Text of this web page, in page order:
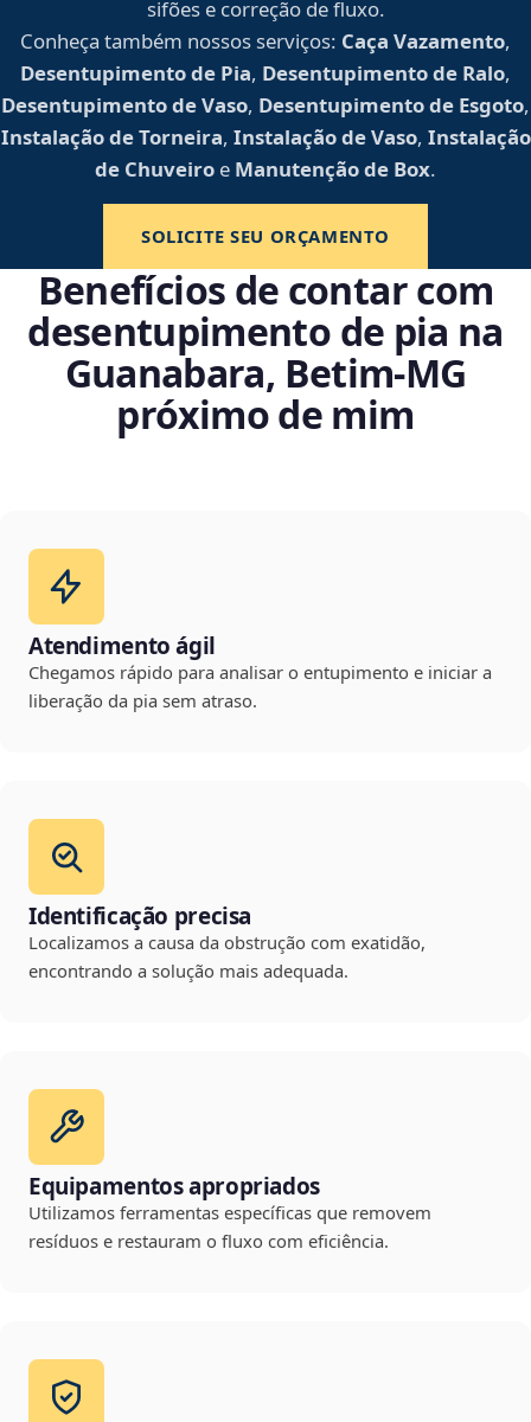
sifões e correção de fluxo.
Conheça também nossos serviços: Caça Vazamento,
Desentupimento de Pia, Desentupimento de Ralo,
Desentupimento de Vaso, Desentupimento de Esgoto,
Instalação de Torneira, Instalação de Vaso, Instalação
de Chuveiro e Manutenção de Box.
SOLICITE SEU ORÇAMENTO
Benefícios de contar com
desentupimento de pia na
Guanabara, Betim‑MG
próximo de mim
Atendimento ágil
Chegamos rápido para analisar o entupimento e iniciar a
liberação da pia sem atraso.
Identificação precisa
Localizamos a causa da obstrução com exatidão,
encontrando a solução mais adequada.
Equipamentos apropriados
Utilizamos ferramentas específicas que removem
resíduos e restauram o fluxo com eficiência.